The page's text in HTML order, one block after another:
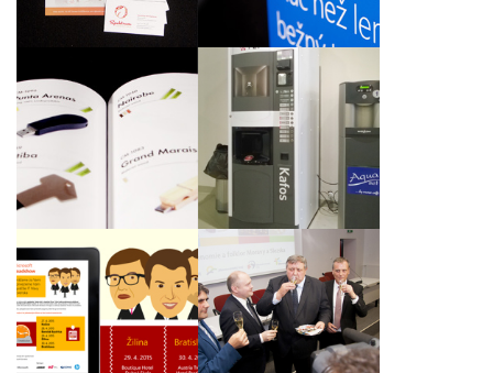
Katalog USB
vychytávek C-MAN
2015 společnosti CoMo
Europe
Automat na kávu jako
elektronový mikroskop
pro BÍLÝ MEDVĚD
PUBLIC RELATIONS,
S.R.O.
Grafický návrh a
tvorba timeblockeru a
pozvánky pro
společnost Microsoft
Slovakia s.r.o.
Tisková konference a
křest brožury na
veletrhu Regiontour